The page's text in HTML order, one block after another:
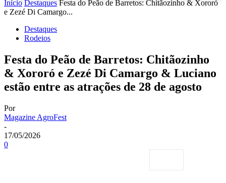
Início Destaques Festa do Peão de Barretos: Chitãozinho & Xororó
e Zezé Di Camargo...
Destaques
Rodeios
Festa do Peão de Barretos: Chitãozinho
& Xororó e Zezé Di Camargo & Luciano
estão entre as atrações de 28 de agosto
Por
Magazine AgroFest
-
17/05/2026
0